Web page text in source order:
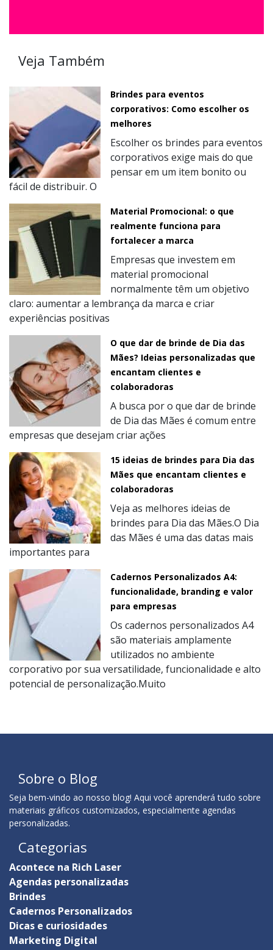
Veja Também
Brindes para eventos
corporativos: Como escolher os
melhores
Escolher os brindes para eventos
corporativos exige mais do que
pensar em um item bonito ou
fácil de distribuir. O
Material Promocional: o que
realmente funciona para
fortalecer a marca
Empresas que investem em
material promocional
normalmente têm um objetivo
claro: aumentar a lembrança da marca e criar
experiências positivas
O que dar de brinde de Dia das
Mães? Ideias personalizadas que
encantam clientes e
colaboradoras
A busca por o que dar de brinde
de Dia das Mães é comum entre
empresas que desejam criar ações
15 ideias de brindes para Dia das
Mães que encantam clientes e
colaboradoras
Veja as melhores ideias de
brindes para Dia das Mães.O Dia
das Mães é uma das datas mais
importantes para
Cadernos Personalizados A4:
funcionalidade, branding e valor
para empresas
Os cadernos personalizados A4
são materiais amplamente
utilizados no ambiente
corporativo por sua versatilidade, funcionalidade e alto
potencial de personalização.Muito
Sobre o Blog
Seja bem-vindo ao nosso blog! Aqui você aprenderá tudo sobre
materiais gráficos customizados, especialmente agendas
personalizadas.
Categorias
Acontece na Rich Laser
Agendas personalizadas
Brindes
Cadernos Personalizados
Dicas e curiosidades
Marketing Digital